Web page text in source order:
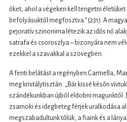
őket, ahol a végeken kell tengetni
befolyásuktól megfosztva.” (231). A
pejoratív szinonima létezik az idős nő
satrafa és csoroszlya – bizonyára nem
ezekkel a szavakkal a szövegben.
A fenti belátást a regényben Carmella,
meg kristálytisztán: „Bár kissé későn
szándékunkban újból eldobni magunktól.
zsarnoki és idegbeteg férjek uralkodása
megszabadultunk tőlük, a fiaink és a